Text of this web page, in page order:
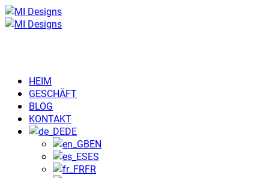
HEIM
GESCHÄFT
BLOG
KONTAKT
DE
EN
ES
FR